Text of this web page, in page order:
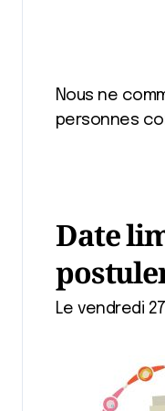
Nous ne
personnes
Date
Le vendredi